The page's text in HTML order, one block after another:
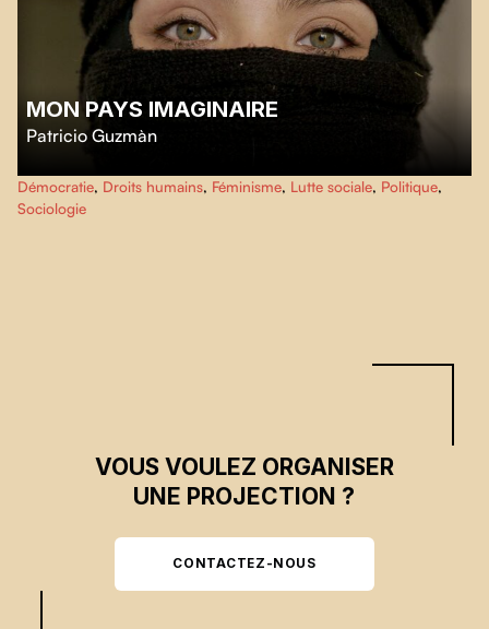
MON PAYS IMAGINAIRE
Patricio Guzmàn
Octobre 2019, une révolution inattendue, une explosion sociale. Le Chili
avait retrouvé sa mémoire. L’événement que j’attendais depuis mes luttes
étudiantes de 1973 se concrétisait enfin.
Démocratie, Droits humains, Féminisme, Lutte sociale, Politique,
Sociologie
VOUS VOULEZ ORGANISER
UNE PROJECTION ?
CONTACTEZ-NOUS